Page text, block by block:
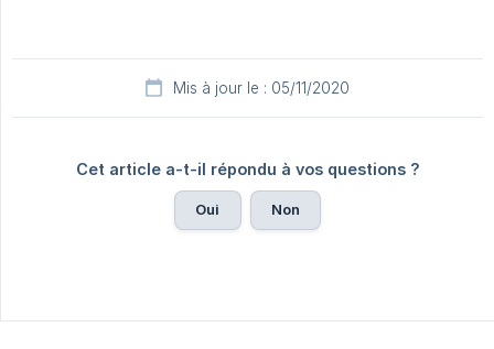
Mis à jour le : 05/11/2020
Cet article a-t-il répondu à vos questions ?
Oui Non